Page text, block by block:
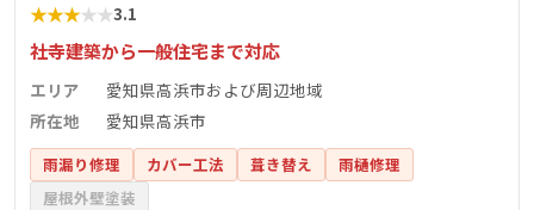
★★★★★3.1
社寺建築から一般住宅まで対応
エリア
愛知県高浜市および周辺地域
所在地
愛知県高浜市
雨漏り修理 カバー工法 葺き替え
雨樋修理
屋根外壁塗装